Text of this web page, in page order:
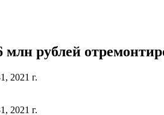
млн рублей
2021 г.
2021 г.